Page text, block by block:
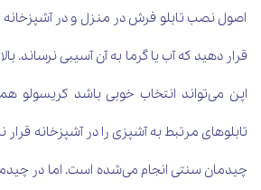
اصول نصب تابلو فرش در منزل و در آشپزخانه
قرار دهید که آب یا گرما به آن آسیبی نرساند.
اپن می‌تواند انتخاب خوبی باشد کریسولو
تابلوهای مرتبط به آشپزی را در آشپزخانه
چیدمان سنتی انجام می‌شده است. اما در